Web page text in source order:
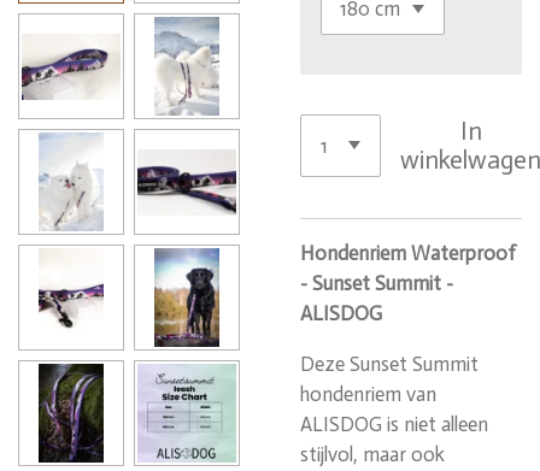
In
Hondenriem Waterproof
- Sunset Summit -
ALISDOG
Deze Sunset Summit
hondenriem van
ALISDOG is niet alleen
stijlvol, maar ook